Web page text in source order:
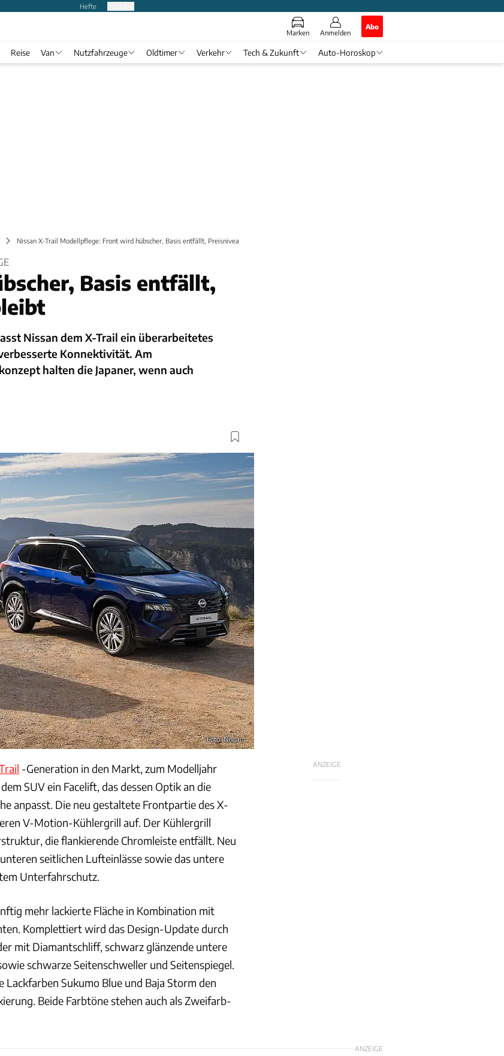
Hefte
Marken Anmelden
Abo
Reise Van Nutzfahrzeuge Oldtimer Verkehr Tech & Zukunft Auto-Horoskop
Nissan X-Trail Modellpflege: Front wird hübscher, Basis entfällt, Preisniveau bleibt
Basis entfällt,
Nissan dem X-Trail ein überarbeitetes
Konnektivität. Am
halten die Japaner, wenn auch
Foto: Nissan
ANZEIGE
-Generation in den Markt, zum Modelljahr
SUV ein Facelift, das dessen Optik an die
anpasst. Die neu gestaltete Frontpartie des X-
V-Motion-Kühlergrill auf. Der Kühlergrill
die flankierende Chromleiste entfällt. Neu
seitlichen Lufteinlässe sowie das untere
Unterfahrschutz.
mehr lackierte Fläche in Kombination mit
Komplettiert wird das Design-Update durch
mit Diamantschliff, schwarz glänzende untere
schwarze Seitenschweller und Seitenspiegel.
Sukumo Blue und Baja Storm den
Beide Farbtöne stehen auch als Zweifarb-
ANZEIGE